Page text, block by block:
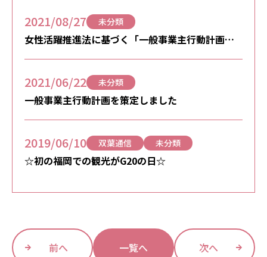
2021/08/27 未分類
女性活躍推進法に基づく「一般事業主行動計画」
2021/06/22 未分類
一般事業主行動計画を策定しました
2019/06/10 双葉通信 未分類
☆初の福岡での観光がG20の日☆
前へ 一覧へ 次へ